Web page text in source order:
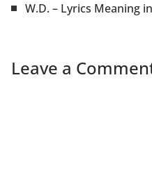
W.D. – Lyrics Meaning
Leave a